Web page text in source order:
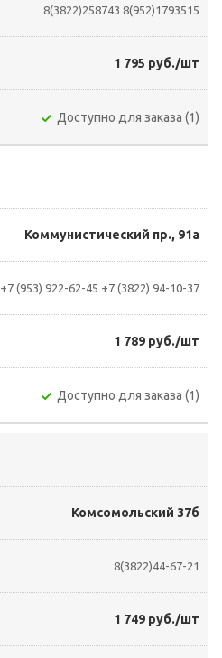
8(3822)258743 8(952)1793515
1 795 руб./шт
Доступно для заказа (1)
Коммунистический пр., 91а
+7 (953) 922-62-45 +7 (3822) 94-10-37
1 789 руб./шт
Доступно для заказа (1)
Комсомольский 37б
8(3822)44-67-21
1 749 руб./шт